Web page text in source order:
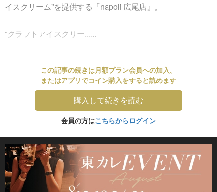
イスクリーム”を提供する『napoli 広尾店』。
“クラフトアイスクリー......
この記事の続きは月額プラン会員への加入、
またはアプリでコイン購入をすると読めます
購入して続きを読む
会員の方はこちらからログイン